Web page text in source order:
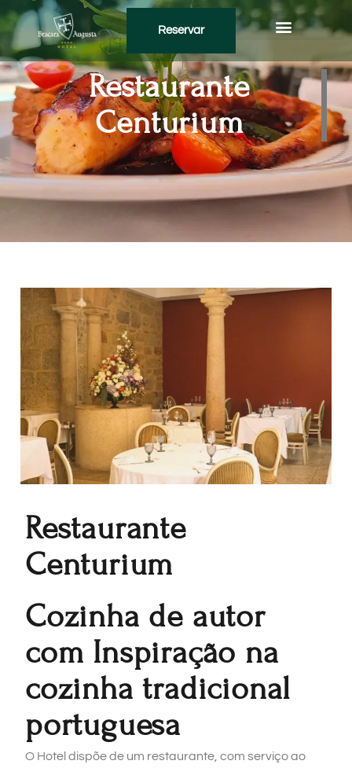
Reservar
Restaurante
Centurium
Restaurante
Centurium
Cozinha de autor
com Inspiração na
cozinha tradicional
portuguesa
O Hotel dispõe de um restaurante, com serviço ao